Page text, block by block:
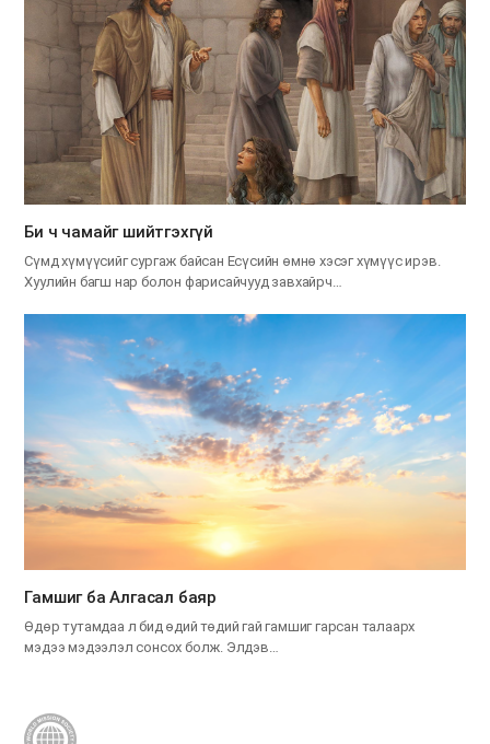
Би ч чамайг шийтгэхгүй
Сүмд хүмүүсийг сургаж байсан Есүсийн өмнө хэсэг хүмүүс ирэв.
Хуулийн багш нар болон фарисайчууд завхайрч…
Гамшиг ба Алгасал баяр
Өдөр тутамдаа л бид өдий төдий гай гамшиг гарсан талаарх
мэдээ мэдээлэл сонсох болж. Элдэв…